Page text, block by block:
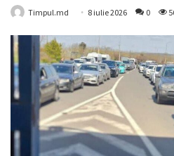
Timpul.md 8 iulie 2026 0